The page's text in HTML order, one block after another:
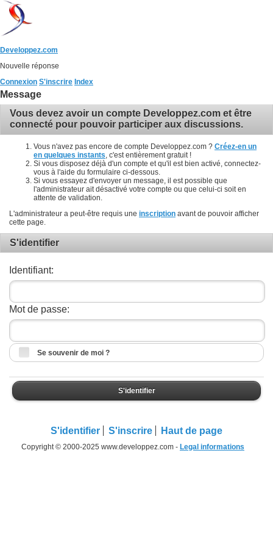
Developpez.com
Nouvelle réponse
Connexion S'inscrire Index
Message
Vous devez avoir un compte Developpez.com et être
connecté pour pouvoir participer aux discussions.
Vous n'avez pas encore de compte Developpez.com ? Créez-en un
en quelques instants , c'est entièrement gratuit !
Si vous disposez déjà d'un compte et qu'il est bien activé, connectez-
vous à l'aide du formulaire ci-dessous.
Si vous essayez d'envoyer un message, il est possible que
l'administrateur ait désactivé votre compte ou que celui-ci soit en
attente de validation.
L'administrateur a peut-être requis une inscription avant de pouvoir afficher
cette page.
S'identifier
Identifiant:
Mot de passe:
Se souvenir de moi ?
S'identifier
S'identifier S'inscrire Haut de page
Copyright © 2000-2025 www.developpez.com - Legal informations